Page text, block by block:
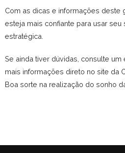
Com as dicas e informações deste
esteja mais confiante para usar seu
estratégica.
Se ainda tiver dúvidas, consulte
mais informações direto no site da
Boa sorte na realização do sonho